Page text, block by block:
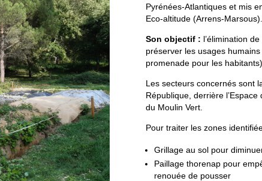
Pyrénées-Atlantiques et mis
Eco-altitude (Arrens-Marsous).
Son objectif : l’élimination
préserver les usages
promenade pour les
Les secteurs concernés sont
République, derrière
du Moulin Vert.
Pour traiter les zones
Grillage au sol pour
Paillage thorenap pour
renouée de pousser